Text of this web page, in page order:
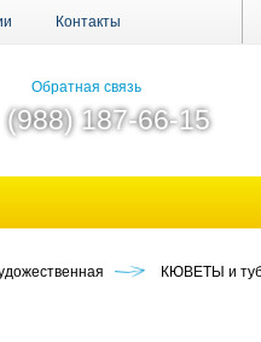
Контакты
Обратная связь
(988) 187-66-15
КЮВЕТЫ и